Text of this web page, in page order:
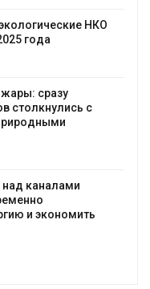
НКО
года
сразу
столкнулись с
каналами
и экономить